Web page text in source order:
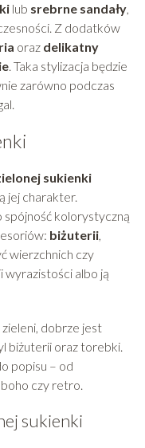
lub srebrne sandały,
Z dodatków
oraz delikatny
. Taka stylizacja będzie
zarówno podczas
sukienki
jej charakter.
spójność kolorystyczną
biżuterii,
wierzchnich czy
wyrazistości albo ją
dobrze jest
biżuterii oraz torebki.
popisu – od
czy retro.
sukienki